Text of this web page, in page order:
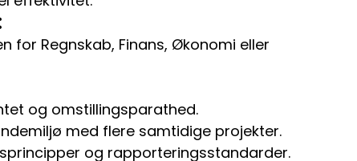
for Regnskab, Finans, Økonomi eller
og omstillingsparathed.
med flere samtidige projekter.
og rapporteringsstandarder.